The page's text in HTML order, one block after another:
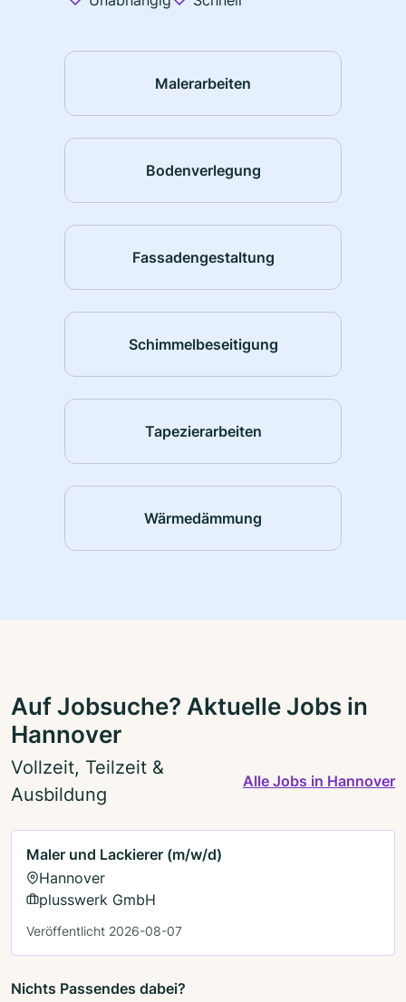
Malerarbeiten
Bodenverlegung
Fassadengestaltung
Schimmelbeseitigung
Tapezierarbeiten
Wärmedämmung
Auf Jobsuche? Aktuelle Jobs in
Hannover
Vollzeit, Teilzeit &
Ausbildung
Alle Jobs in Hannover
Maler und Lackierer (m/w/d)
Hannover
plusswerk GmbH
Veröffentlicht 2026-08-07
Nichts Passendes dabei?